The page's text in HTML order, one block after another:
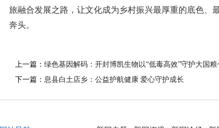
旅融合发展之路，让文化成为乡村振兴最厚重的底色、
奔头。
上一篇： 绿色基因解码：开封博凯生物以“低毒高效”守护大国粮
下一篇： 息县白土店乡：公益护航健康 爱心守护成长